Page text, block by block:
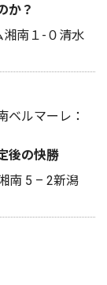
か？
湘南１-０清水
ベルマーレ：
後の快勝
南 5 – 2新潟